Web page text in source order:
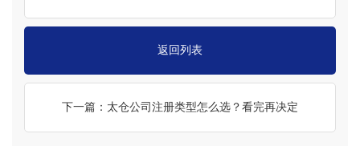
返回列表
下一篇：太仓公司注册类型怎么选？看完再决定